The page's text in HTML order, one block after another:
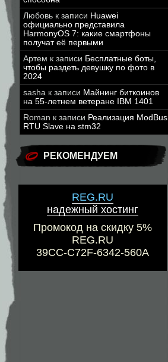
Любовь к записи Huawei
официально представила
HarmonyOS 7: какие смартфоны
получат её первыми
Артем к записи Бесплатные боты,
чтобы раздеть девушку по фото в
2024
sasha к записи Майнинг биткоинов
на 55-летнем ветеране IBM 1401
Roman к записи Реализация ModBus
RTU Slave на stm32
РЕКОМЕНДУЕМ
REG.RU
надежный хостинг
Промокод на скидку 5%
REG.RU
39CC-C72F-6342-560A